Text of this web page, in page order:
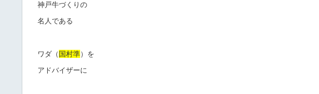
神戸牛づくりの
名人である
ワダ（ 国村準）を
アドバイザーに